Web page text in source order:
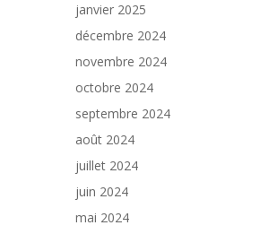
janvier 2025
décembre 2024
novembre 2024
octobre 2024
septembre 2024
août 2024
juillet 2024
juin 2024
mai 2024